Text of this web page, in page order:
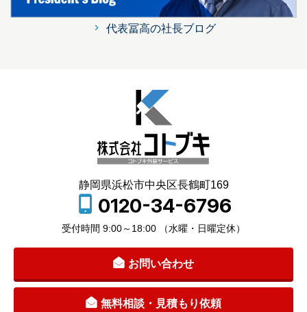
代表冨高の社長ブログ
静岡県浜松市中央区長鶴町169
0120-34-6796
受付時間 9:00～18:00 （水曜・日曜定休）
お問い合わせ
無料相談・見積もり依頼